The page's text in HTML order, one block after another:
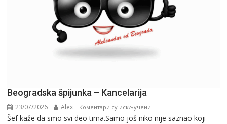
Beogradska špijunka – Kancelarija
23/07/2026 Alex Коментари су искључени
Beogradska
Šef kaže da smo svi deo tima.Samo još niko nije saznao koji